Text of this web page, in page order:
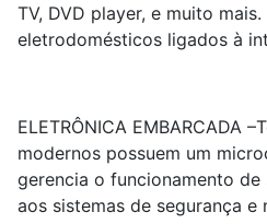
TV, DVD player, e muito
eletrodomésticos ligados à
ELETRÔNICA EMBARCADA
modernos possuem um
gerencia o funcionamento
aos sistemas de segurança